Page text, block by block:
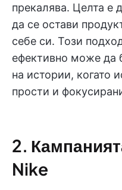
прекалява. Целта е
да се остави
себе си. Този
ефективно може да
на истории, когато
прости и
2.
Nike